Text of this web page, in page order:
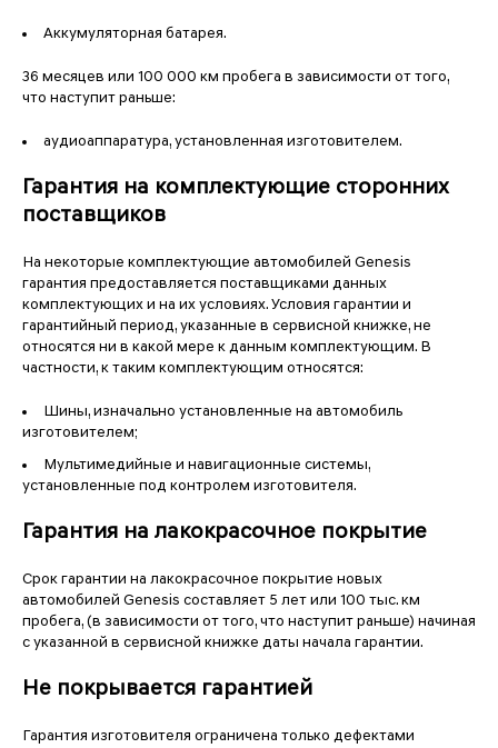
Аккумуляторная батарея.
36 месяцев или 100 000 км пробега в зависимости от того,
что наступит раньше:
аудиоаппаратура, установленная изготовителем.
Гарантия на комплектующие сторонних
поставщиков
На некоторые комплектующие автомобилей Genesis
гарантия предоставляется поставщиками данных
комплектующих и на их условиях. Условия гарантии и
гарантийный период, указанные в сервисной книжке, не
относятся ни в какой мере к данным комплектующим. В
частности, к таким комплектующим относятся:
Шины, изначально установленные на автомобиль
изготовителем;
Мультимедийные и навигационные системы,
установленные под контролем изготовителя.
Гарантия на лакокрасочное покрытие
Срок гарантии на лакокрасочное покрытие новых
автомобилей Genesis составляет 5 лет или 100 тыс. км
пробега, (в зависимости от того, что наступит раньше) начиная
с указанной в сервисной книжке даты начала гарантии.
Не покрывается гарантией
Гарантия изготовителя ограничена только дефектами